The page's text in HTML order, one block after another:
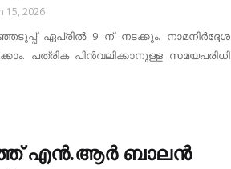
15, 2026
ഏപ്രില്‍ 9 ന് നടക്കും. നാമനിര്‍ദ്ദേശ
പത്രിക പിന്‍വലിക്കാനുള്ള സമയപരിധി
എന്‍.ആര്‍ ബാലന്‍